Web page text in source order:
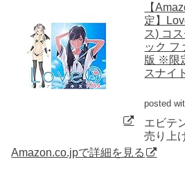
【
定】
ス) コ
ック フ
版 ※限
スナイ
posted
エビテ
売り上
Amazon.co.jpで詳細を見る